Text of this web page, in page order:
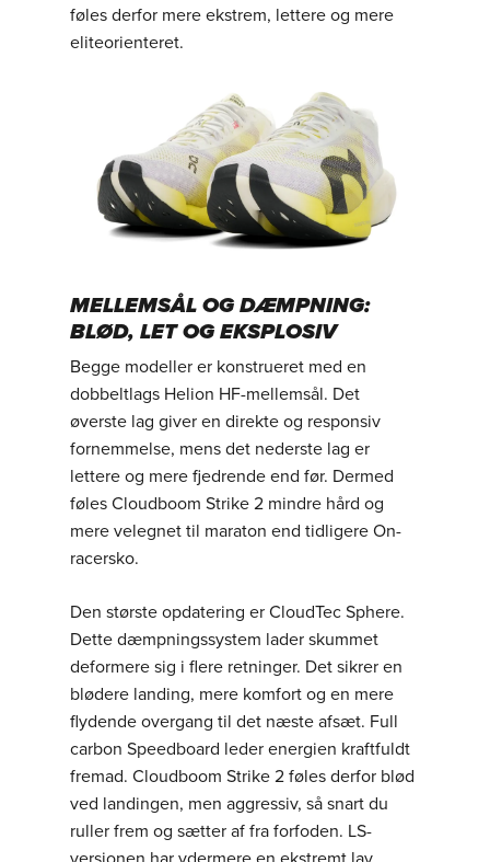
føles derfor mere ekstrem, lettere og mere
eliteorienteret.
MELLEMSÅL OG DÆMPNING:
BLØD, LET OG EKSPLOSIV
Begge modeller er konstrueret med en
dobbeltlags Helion HF-mellemsål. Det
øverste lag giver en direkte og responsiv
fornemmelse, mens det nederste lag er
lettere og mere fjedrende end før. Dermed
føles Cloudboom Strike 2 mindre hård og
mere velegnet til maraton end tidligere On-
racersko.
Den største opdatering er CloudTec Sphere.
Dette dæmpningssystem lader skummet
deformere sig i flere retninger. Det sikrer en
blødere landing, mere komfort og en mere
flydende overgang til det næste afsæt. Full
carbon Speedboard leder energien kraftfuldt
fremad. Cloudboom Strike 2 føles derfor blød
ved landingen, men aggressiv, så snart du
ruller frem og sætter af fra forfoden. LS-